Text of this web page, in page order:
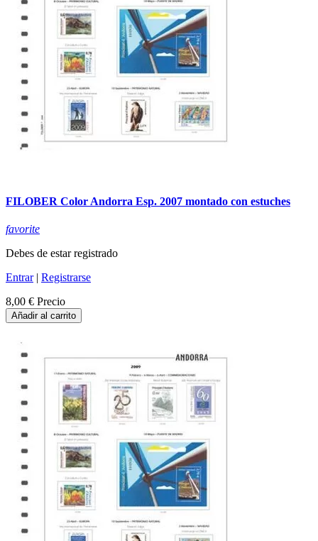
FILOBER Color Andorra Esp. 2007 montado con estuches
favorite
Debes de estar registrado
Entrar| Registrarse
8,00 € Precio
Añadir al carrito